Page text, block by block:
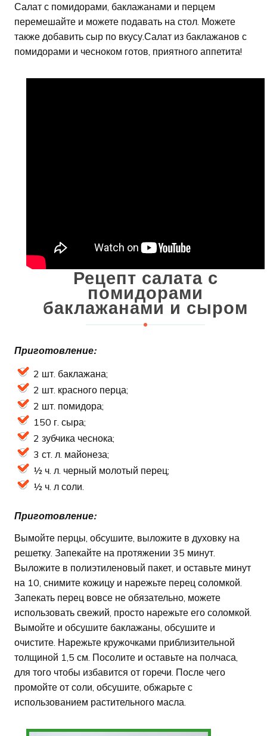
Салат с помидорами, баклажанами и перцем
перемешайте и можете подавать на стол. Можете
также добавить сыр по вкусу.Салат из баклажанов с
помидорами и чесноком готов, приятного аппетита!
Рецепт салата с
помидорами
баклажанами и сыром
Приготовление:
2 шт. баклажана;
2 шт. красного перца;
2 шт. помидора;
150 г. сыра;
2 зубчика чеснока;
3 ст. л. майонеза;
½ ч. л. черный молотый перец;
½ ч. л соли.
Приготовление:
Вымойте перцы, обсушите, выложите в духовку на
решетку. Запекайте на протяжении 35 минут.
Выложите в полиэтиленовый пакет, и оставьте минут
на 10, снимите кожицу и нарежьте перец соломкой.
Запекать перец вовсе не обязательно, можете
использовать свежий, просто нарежьте его соломкой.
Вымойте и обсушите баклажаны, обсушите и
очистите. Нарежьте кружочками приблизительной
толщиной 1,5 см. Посолите и оставьте на полчаса,
для того чтобы избавится от горечи. После чего
промойте от соли, обсушите, обжарьте с
использованием растительного масла.